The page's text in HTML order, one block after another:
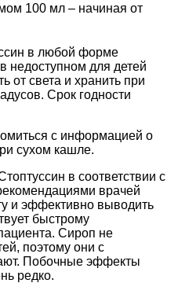
100 мл – начиная от
в любой форме
недоступном для детей
от света и хранить при
Срок годности
с информацией о
сухом кашле.
в соответствии с
врачей
и эффективно выводить
быстрому
Сироп не
поэтому они с
Побочные эффекты
редко.